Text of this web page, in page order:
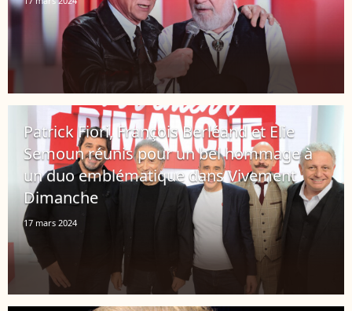
Patrick Fiori, François Berléand et Elie
Semoun réunis pour un bel hommage à
un duo emblématique dans Vivement
Dimanche
17 mars 2024